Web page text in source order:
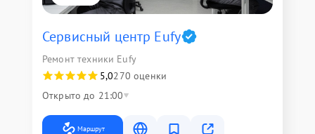
Сервисный центр Eufy
Ремонт техники Eufy
5,0270 оценки
Открыто до 21:00
Маршрут